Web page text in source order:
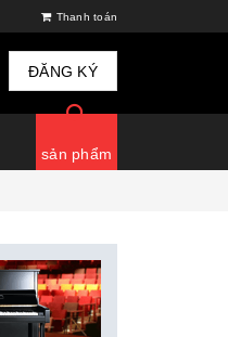
Thanh toán
ĐĂNG KÝ
sản phẩm